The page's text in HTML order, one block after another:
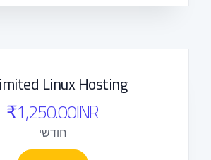
Linux Hosting
₹1,250.00INR
חודשי